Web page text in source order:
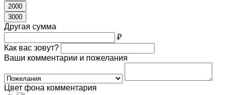
2000
3000
Другая сумма
₽
Как вас зовут?
Ваши комментарии и пожелания
Цвет фона комментария